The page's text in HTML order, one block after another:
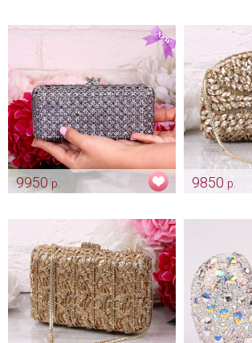
Арт: klch_0017
9950р.
Арт: klch_0083
9850 р.